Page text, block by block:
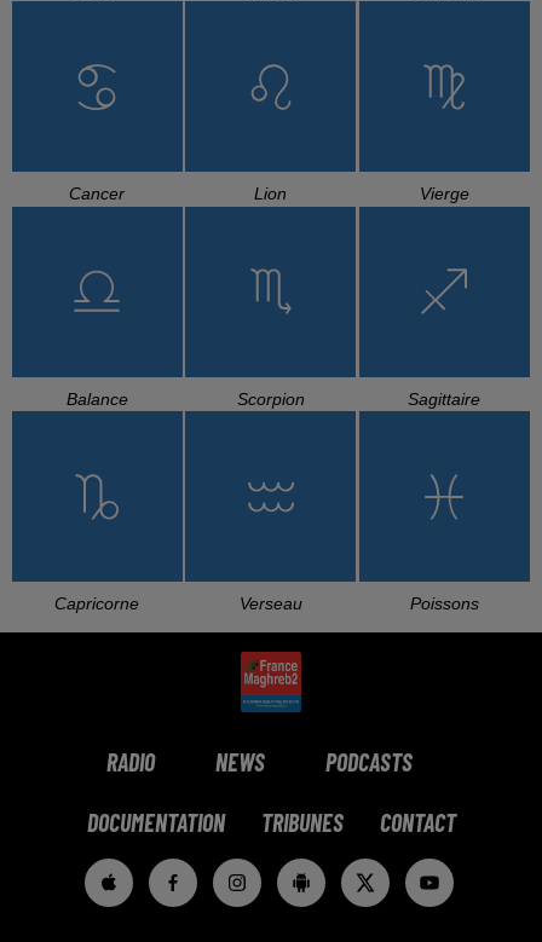
Cancer Lion Vierge
Balance Scorpion Sagittaire
Capricorne Verseau Poissons
RADIO NEWS PODCASTS
DOCUMENTATION TRIBUNES CONTACT